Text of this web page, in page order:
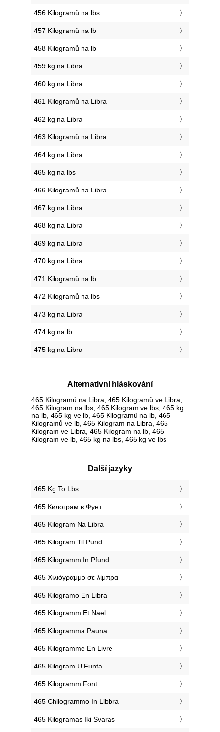
456 Kilogramů na lbs
457 Kilogramů na lb
458 Kilogramů na lb
459 kg na Libra
460 kg na Libra
461 Kilogramů na Libra
462 kg na Libra
463 Kilogramů na Libra
464 kg na Libra
465 kg na lbs
466 Kilogramů na Libra
467 kg na Libra
468 kg na Libra
469 kg na Libra
470 kg na Libra
471 Kilogramů na lb
472 Kilogramů na lbs
473 kg na Libra
474 kg na lb
475 kg na Libra
Alternativní hláskování
465 Kilogramů na Libra, 465 Kilogramů ve Libra,
465 Kilogram na lbs, 465 Kilogram ve lbs, 465 kg
na lb, 465 kg ve lb, 465 Kilogramů na lb, 465
Kilogramů ve lb, 465 Kilogram na Libra, 465
Kilogram ve Libra, 465 Kilogram na lb, 465
Kilogram ve lb, 465 kg na lbs, 465 kg ve lbs
Další jazyky
‎465 Kg To Lbs
‎465 Килограм в Фунт
‎465 Kilogram Na Libra
‎465 Kilogram Til Pund
‎465 Kilogramm In Pfund
‎465 Χιλιόγραμμο σε λίμπρα
‎465 Kilogramo En Libra
‎465 Kilogramm Et Nael
‎465 Kilogramma Pauna
‎465 Kilogramme En Livre
‎465 Kilogram U Funta
‎465 Kilogramm Font
‎465 Chilogrammo In Libbra
‎465 Kilogramas Iki Svaras